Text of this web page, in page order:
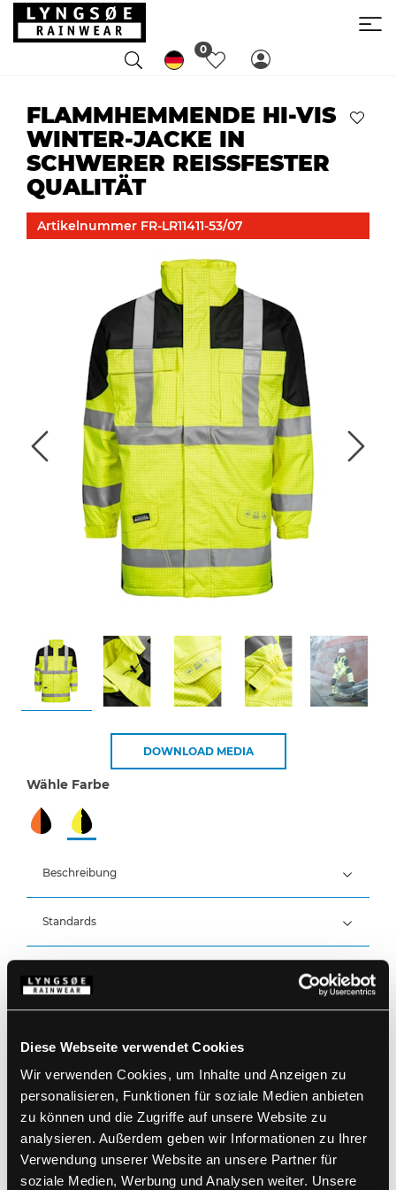
Diese Webseite verwendet Cookies
Wir verwenden Cookies, um Inhalte und Anzeigen zu
personalisieren, Funktionen für soziale Medien anbieten
zu können und die Zugriffe auf unsere Website zu
analysieren. Außerdem geben wir Informationen zu Ihrer
Verwendung unserer Website an unsere Partner für
soziale Medien, Werbung und Analysen weiter. Unsere
0
FLAMMHEMMENDE HI-VIS
WINTER-JACKE IN
SCHWERER REISSFESTER Q
UALITÄT
Artikelnummer FR-LR11411-53/07
DOWNLOAD MEDIA
Wähle Farbe
Beschreibung
98% Polyester, 2% Carbon-Gitter, 270 g/m²
Atmungsaktiv, wind- und wasserdicht mit
versiegelten Nähten
Wasserdicht: >20.000 MM
Standards
Verdeckter Zwei-Wege-Reißverschluss mit
Zwei Halterungs für Walkie / Gasdetektor usw
Verstellbare und elastische Ärmel mit
Elastische Weitenverstellung am Bund
Elastische Kordelzug am Bund
Zwei Brusttaschen mit Klettverschluss
Artikelnummer FR-LR11411-53/07
EAN: 5708217023144
Waschanleitung
PRODUKTBLATT HERUNTERLADEN